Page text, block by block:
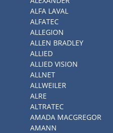
ALFA LAVAL
ALFATEC
ALLEGION
ALLEN BRADLEY
ALLIED
ALLIED VISION
ALLNET
ALLWEILER
ALRE
ALTRATEC
AMADA MACGREGOR
AMANN